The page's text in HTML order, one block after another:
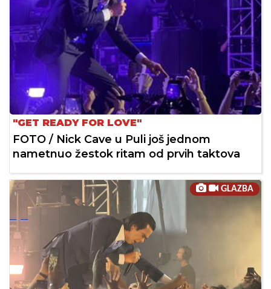
"GET READY FOR LOVE"
FOTO / Nick Cave u Puli još jednom
nametnuo žestok ritam od prvih taktova
GLAZBA